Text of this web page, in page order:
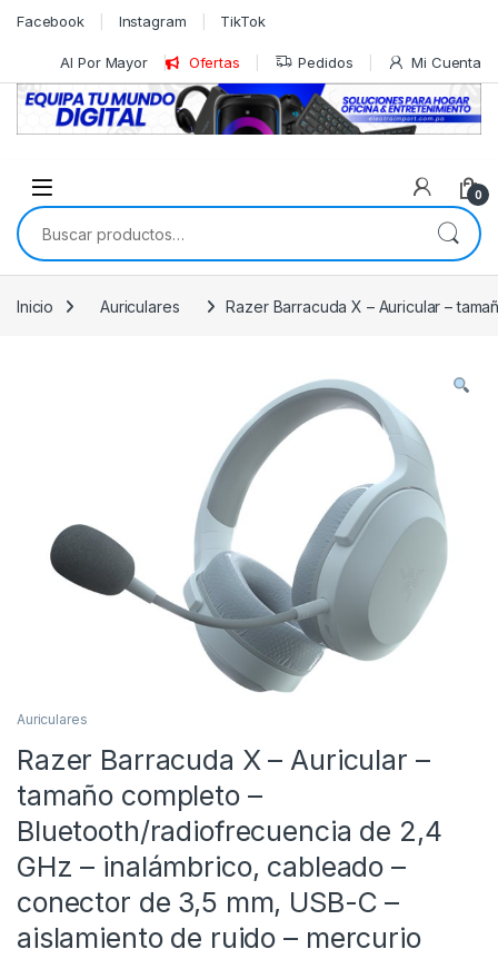
Skip to navigation
Skip to content
Facebook Instagram TikTok
Al Por Mayor Ofertas Pedidos Mi Cuenta
0
Buscar por:
Inicio Auriculares Razer Barracuda X – Auricular –
Auriculares
Razer Barracuda X – Auricular –
tamaño completo –
Bluetooth/radiofrecuencia de 2,4
GHz – inalámbrico, cableado –
conector de 3,5 mm, USB-C –
aislamiento de ruido – mercurio